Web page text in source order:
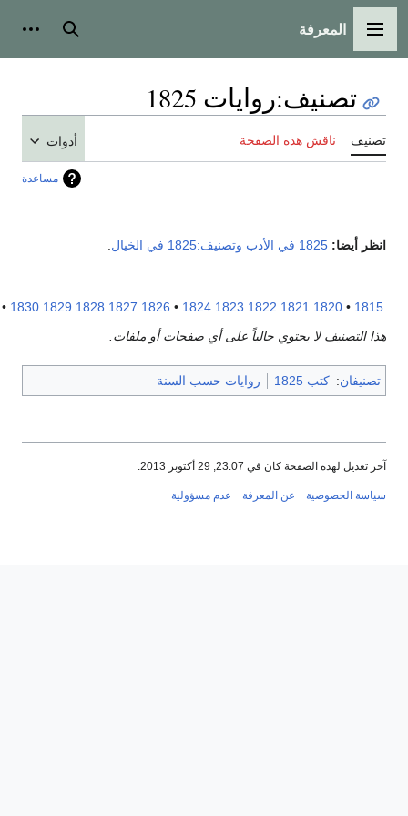
الرئيسية
المعرفة بحث أدوات
تصنيف:روايات 1825
ناقش هذه الصفحة
مساعدة
أيضا: 1825 في الأدب وتصنيف:1825 في الخيال .
•
1820
1821
1822
1823
1824
•
1826
1827
1828
1829
1830
•
1835
التصنيف لا يحتوي حالياً على أي صفحات أو ملفات.
: كتب 1825 روايات حسب السنة
لهذه الصفحة كان في 23:07, 29 أكتوبر 2013.
الخصوصية عن المعرفة عدم مسؤولية